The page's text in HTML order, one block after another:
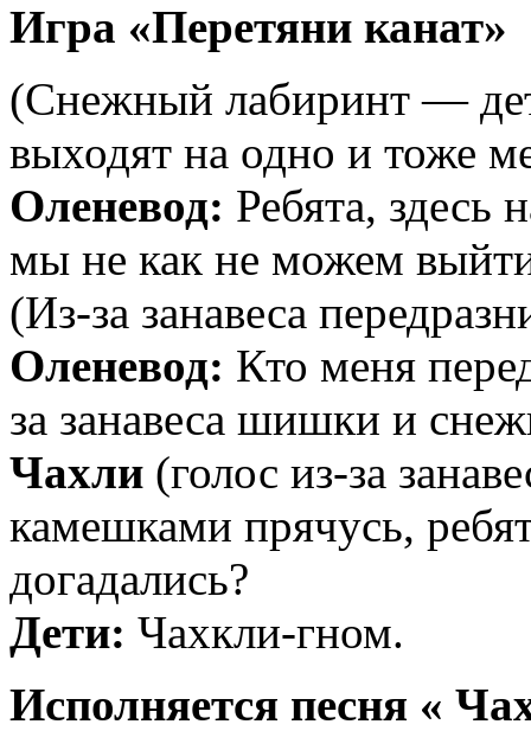
Игра «Перетяни канат»
(Снежный лабиринт —
выходят на одно и тоже
Оленевод: Ребята, здесь
мы не как не можем
(Из-за занавеса
Оленевод: Кто меня
за занавеса шишки и
Чахли (голос из-за
камешками прячусь,
догадались?
Дети: Чахкли-гном.
Исполняется песня «